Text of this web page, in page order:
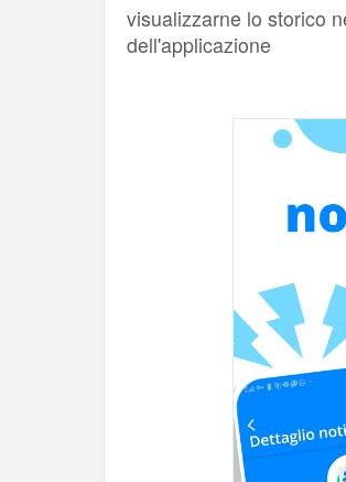
visualizzarne lo storico
dell'applicazione